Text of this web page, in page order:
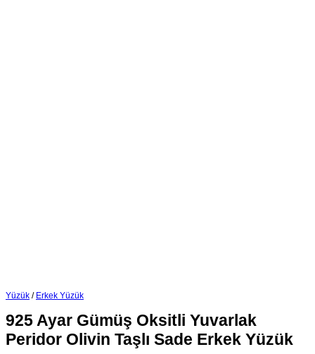
Yüzük / Erkek Yüzük
925 Ayar Gümüş Oksitli Yuvarlak
Peridor Olivin Taşlı Sade Erkek Yüzük